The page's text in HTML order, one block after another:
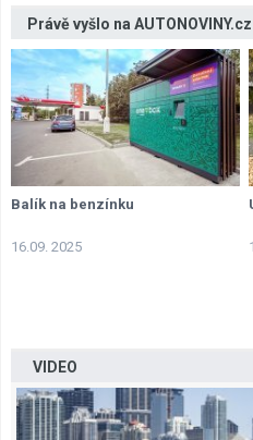
Právě vyšlo na AUTONOVINY.cz
Balík na benzínku
16.09. 2025
VIDEO